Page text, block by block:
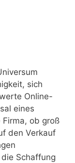
sich
Online-
eines
ob groß
den Verkauf
Schaffung